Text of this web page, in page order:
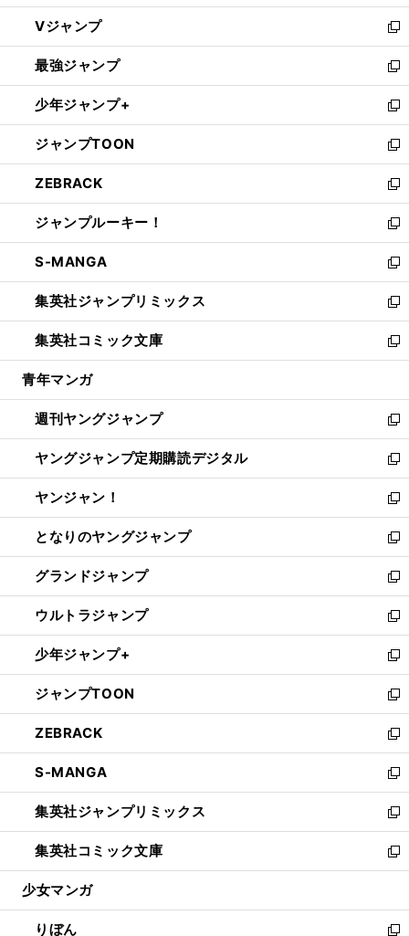
ウ
ィ
ン
ド
ウ
で
開
く
し
い
ウ
ィ
ン
ド
ウ
で
開
く
Vジャンプ
新
し
い
ウ
ィ
ン
ド
ウ
で
開
く
最強ジャンプ
新
し
い
ウ
ィ
ン
ド
ウ
で
開
く
少年ジャンプ+
新
し
い
ウ
ィ
ン
ド
ウ
で
開
く
ジャンプTOON
新
し
い
ウ
ィ
ン
ド
ウ
で
開
く
ZEBRACK
新
し
い
ウ
ィ
ン
ド
ウ
で
開
ジャンプルーキー！
新
し
い
ウ
ィ
ン
ド
ウ
開
く
S-MANGA
新
し
い
ウ
ィ
ン
ウ
で
開
く
集英社ジャンプリミックス
新
し
い
ウ
ン
ド
ウ
で
開
く
集英社コミック文庫
新
し
ウ
ィ
ン
ド
ウ
で
開
く
青年マンガ
週刊ヤングジャンプ
新
し
い
ウ
ィ
ン
ド
ウ
で
開
く
ヤングジャンプ定期購読デジタル
新
し
い
ウ
ィ
ン
ド
ウ
で
開
く
ヤンジャン！
新
し
い
ウ
ィ
ン
ド
ウ
で
開
く
となりのヤングジャンプ
新
し
い
ウ
ィ
ン
ド
ウ
で
開
く
グランドジャンプ
新
し
い
ウ
ィ
ン
ド
ウ
で
開
く
ウルトラジャンプ
新
し
い
ウ
ィ
ン
ド
ウ
で
開
く
少年ジャンプ+
新
し
い
ウ
ィ
ン
ド
ウ
で
開
く
ジャンプTOON
新
し
い
ウ
ィ
ン
ド
ウ
で
開
ZEBRACK
新
し
い
ウ
ィ
ン
ド
ウ
開
く
S-MANGA
新
し
い
ウ
ィ
ン
ウ
で
集英社ジャンプリミックス
新
し
い
ウ
ン
ド
集英社コミック文庫
新
し
ウ
ィ
少女マンガ
りぼん